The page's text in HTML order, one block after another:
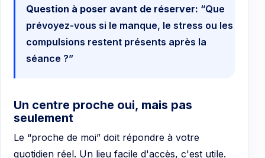
Question à poser avant de réserver: “Que
prévoyez-vous si le manque, le stress ou les
compulsions restent présents après la
séance ?”
Un centre proche oui, mais pas
seulement
Le “proche de moi” doit répondre à votre
quotidien réel. Un lieu facile d'accès, c'est utile.